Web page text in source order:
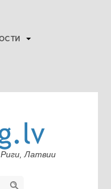
Латвии